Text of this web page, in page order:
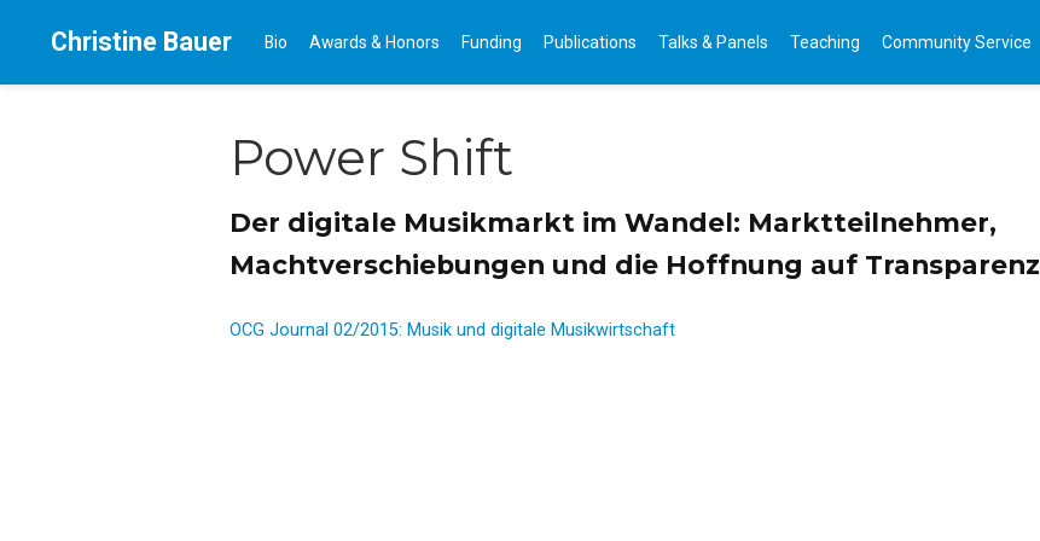
Christine Bauer Bio Awards & Honors Funding Publications Talks & Panels Teaching Community Service
Power Shift
Der digitale Musikmarkt im Wandel: Marktteilnehmer,
Machtverschiebungen und die Hoffnung auf Transparenz
OCG Journal 02/2015: Musik und digitale Musikwirtschaft